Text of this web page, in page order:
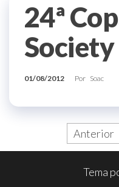
24ª
Society
01/08/2012 Por Soac
Anterior
Tema